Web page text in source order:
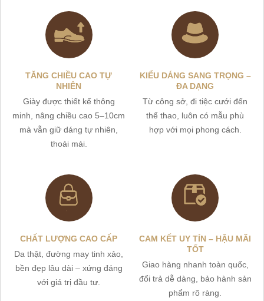
TĂNG CHIỀU CAO TỰ
NHIÊN
Giày được thiết kế thông
minh, nâng chiều cao 5–10cm
mà vẫn giữ dáng tự nhiên,
thoải mái.
KIỂU DÁNG SANG TRỌNG –
ĐA DẠNG
Từ công sở, đi tiệc cưới đến
thể thao, luôn có mẫu phù
hợp với mọi phong cách.
CHẤT LƯỢNG CAO CẤP
Da thật, đường may tinh xảo,
bền đẹp lâu dài – xứng đáng
với giá trị đầu tư.
CAM KẾT UY TÍN – HẬU MÃI
TỐT
Giao hàng nhanh toàn quốc,
đổi trả dễ dàng, bảo hành sản
phẩm rõ ràng.